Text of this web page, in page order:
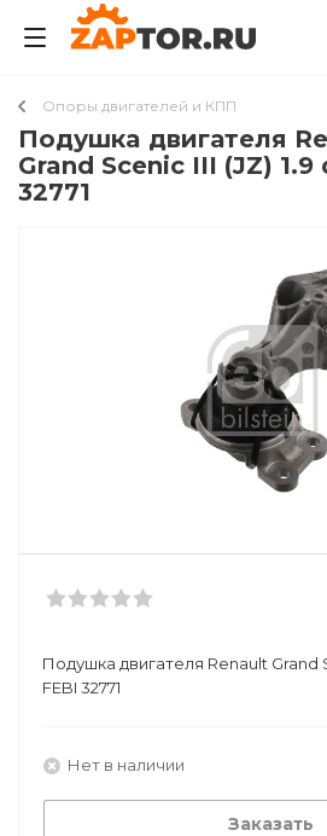
Опоры двигателей и КПП
Подушкa двигателя
Grand Scenic III (JZ) 1.9
32771
Подушкa двигателя Renault Grand
FEBI 32771
Нет в наличии
Заказать